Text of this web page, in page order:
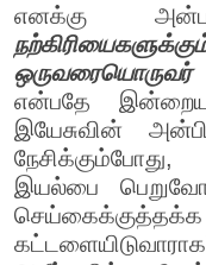
எனக்கு
ஒருவரையொருவர்
என்பதே இன்றைய
இயேசுவின்
இயல்பை